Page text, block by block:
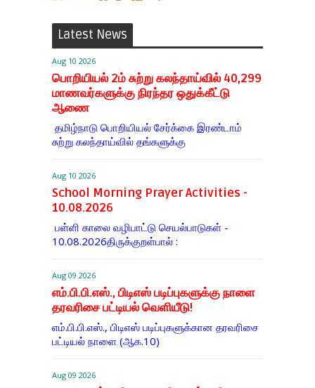
Latest News
Aug 10 2026
பொறியியல் 2ம் சுற்று கலந்தாய்வில் 40,299
மாணவர்களுக்கு நிரந்தர ஒதுக்கீட்டு
ஆணை
தமிழ்நாடு பொறியியல் சேர்க்கை இரண்டாம்
சுற்று கலந்தாய்வில் தங்களுக்கு
Aug 10 2026
School Morning Prayer Activities -
10.08.2026
பள்ளி காலை வழிபாட்டு செயல்பாடுகள் -
10.08.2026திருக்குறள்பால் :
Aug 09 2026
எம்.பி.பி.எஸ்., பிடிஎஸ் படிப்புகளுக்கு நாளை
தரவரிசை பட்டியல் வெளியீடு!
எம்.பி.பி.எஸ்., பிடிஎஸ் படிப்புகளுக்கான தரவரிசை
பட்டியல் நாளை (ஆக.10)
Aug 09 2026